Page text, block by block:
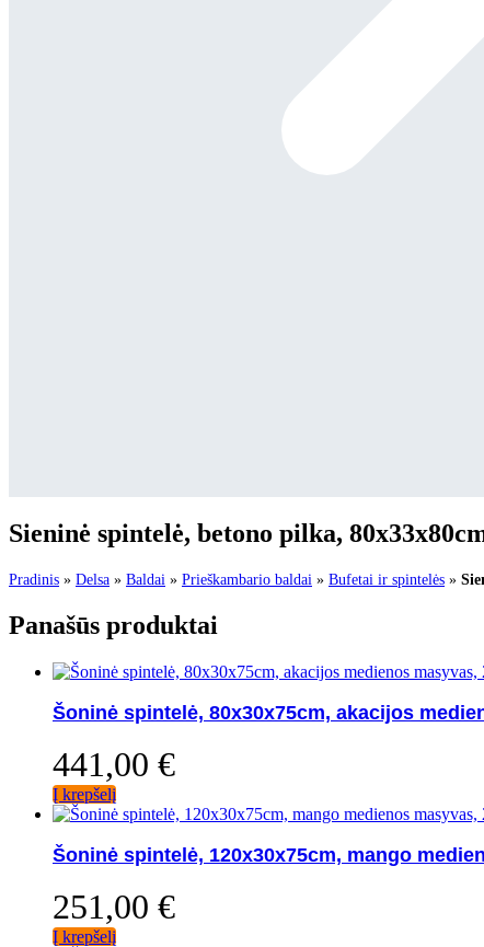
Sieninė spintelė, betono pilka,
Pradinis » Delsa » Baldai » Prieškambario baldai » Bufetai ir spintelės »
Panašūs produktai
Šoninė spintelė, 80x30x75cm, akacijos
441,00 €
Į krepšelį
Šoninė spintelė, 120x30x75cm, mango
251,00 €
Į krepšelį